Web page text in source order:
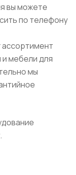
вы можете
по телефону
ассортимент
мебели для
мы